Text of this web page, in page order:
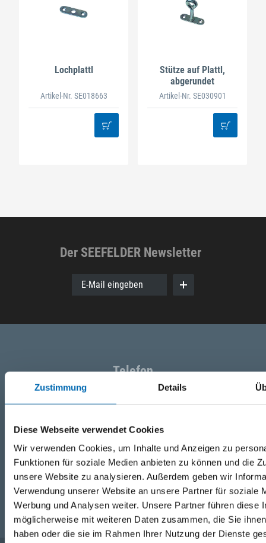
Zustimmung Details
Diese Webseite verwendet Cookies
Wir verwenden Cookies, um Inhalte und Anzeigen zu
Funktionen für soziale Medien anbieten zu können und die
unsere Website zu analysieren. Außerdem geben wir
Verwendung unserer Website an unsere Partner für soziale
Werbung und Analysen weiter. Unsere Partner führen diese
möglicherweise mit weiteren Daten zusammen, die Sie
haben oder die sie im Rahmen Ihrer Nutzung der Dienste
Lochplattl
Artikel-Nr. SE018663
Stütze auf Plattl,
abgerundet
Artikel-Nr. SE030901
Der SEEFELDER Newsletter
E-Mail eingeben
Telefon
+49 871 973 899 (Mo - Fr: 07:00 - 18:00 Uhr)
WhatsApp
E-Mail
post@seefelder.net